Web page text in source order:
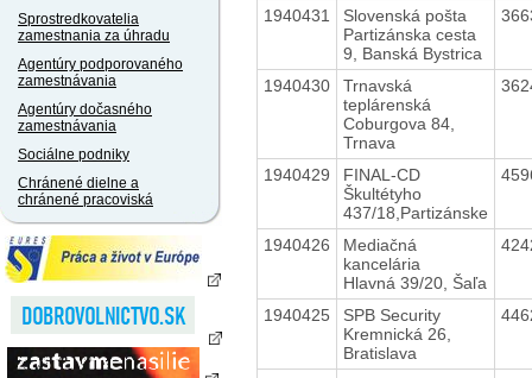
Sprostredkovatelia
zamestnania za úhradu
Agentúry podporovaného
zamestnávania
Agentúry dočasného
zamestnávania
Sociálne podniky
Chránené dielne a
chránené pracoviská
1940431
Slovenská pošta
Partizánska cesta
9, Banská Bystrica
1940430
Trnavská
teplárenská
Coburgova 84,
Trnava
1940429
FINAL-CD
Škultétyho
437/18,Partizánske
1940426
Mediačná
kancelária
Hlavná 39/20, Šaľa
1940425
SPB Security
Kremnická 26,
Bratislava